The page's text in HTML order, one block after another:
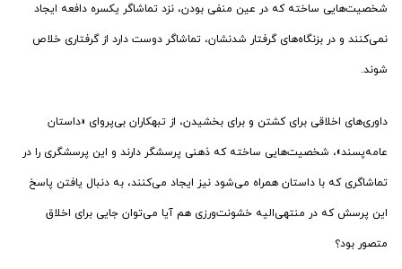
شخصیت‌هایی ساخته که در عین منفی بودن، نزد تماشاگر یکسره دافعه ایجاد
نمی‌کنند و در بزنگاه‌های گرفتار شدنشان، تماشاگر دوست دارد از گرفتاری خلاص
شوند.
داوری‌های اخلاقی برای کشتن و برای بخشیدن، از تبهکاران بی‌پروای «داستان
عامه‌پسند»، شخصیت‌هایی ساخته که ذهنی پرسشگر دارند و این پرسشگری را در
تماشاگری که با داستان همراه می‌شود نیز ایجاد می‌کنند، به دنبال یافتن پاسخ
این پرسش که در منتهی‌الیه خشونت‌ورزی هم آیا می‌توان جایی برای اخلاق
متصور بود؟